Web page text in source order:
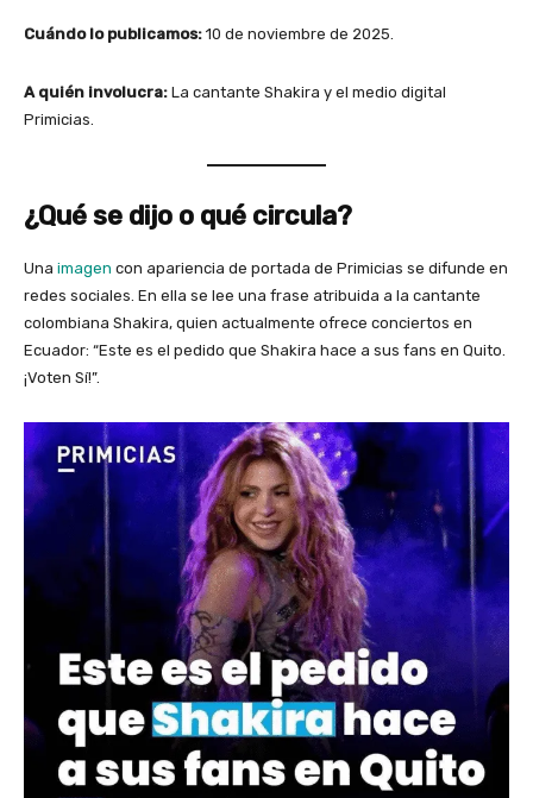
Cuándo lo publicamos: 10 de noviembre de 2025.
A quién involucra: La cantante Shakira y el medio digital
Primicias.
¿Qué se dijo o qué circula?
Una imagen con apariencia de portada de Primicias se difunde en
redes sociales. En ella se lee una frase atribuida a la cantante
colombiana Shakira, quien actualmente ofrece conciertos en
Ecuador: “Este es el pedido que Shakira hace a sus fans en Quito.
¡Voten Sí!”.